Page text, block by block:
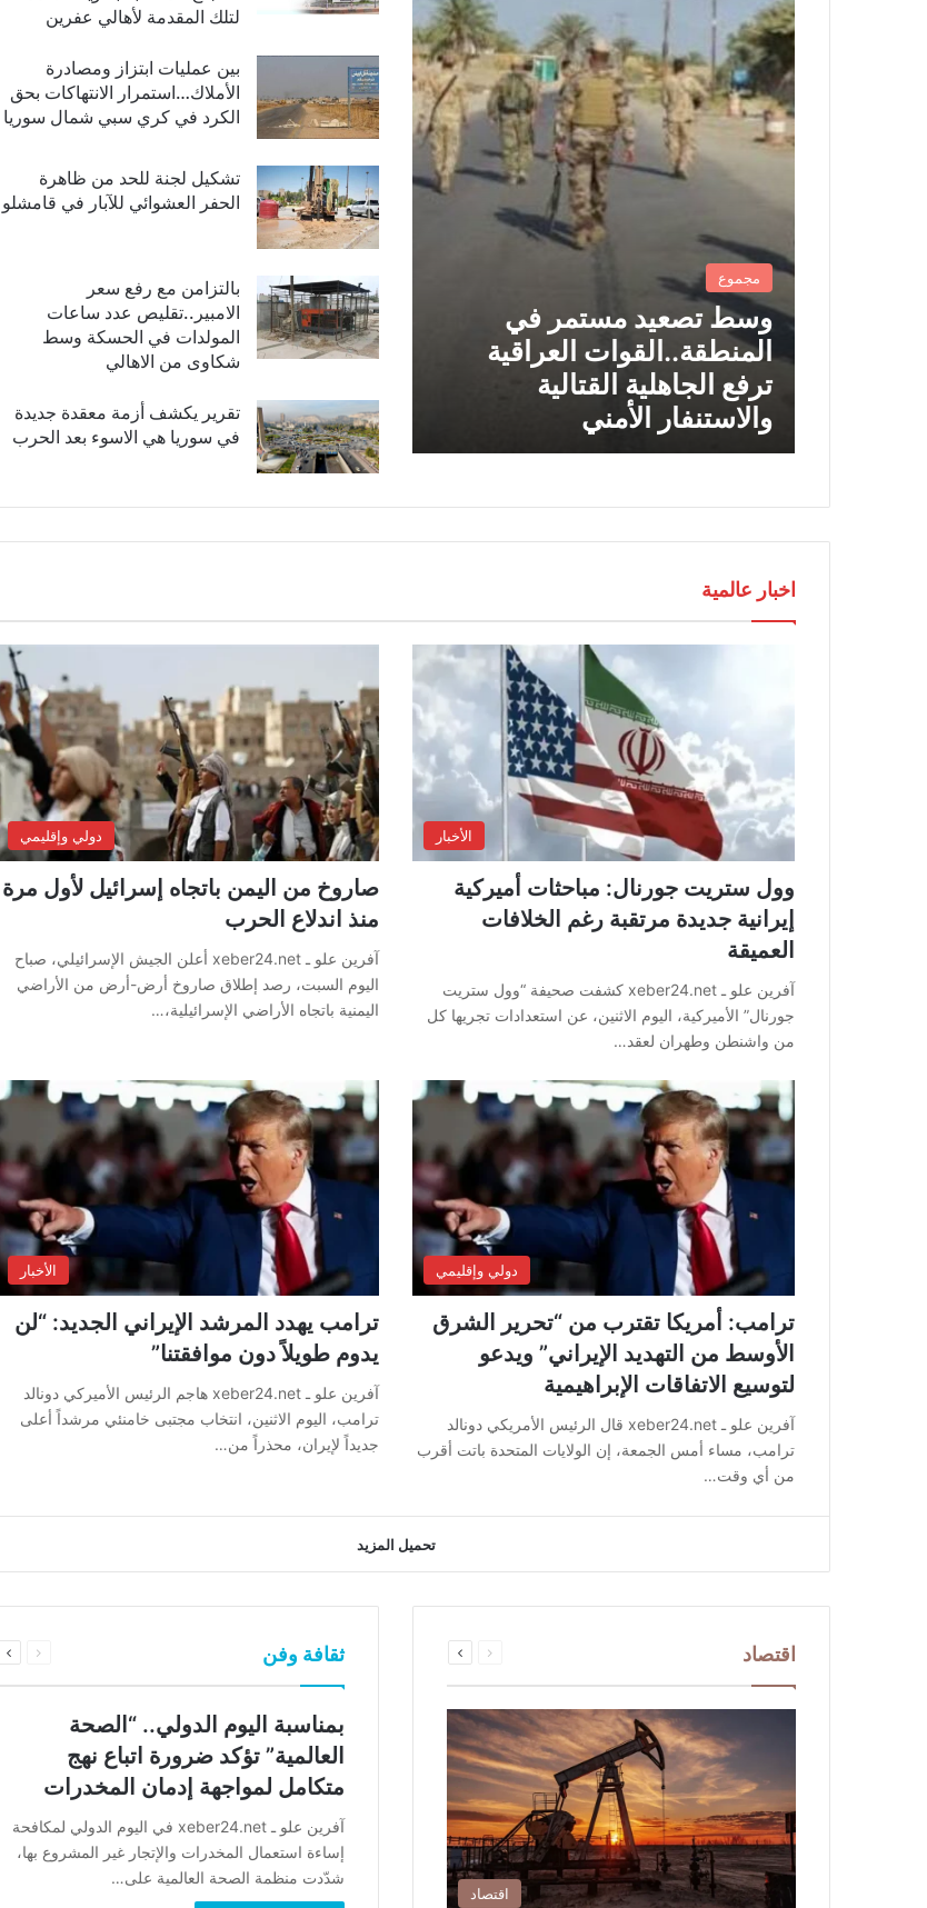
مجموع
وسط تصعيد مستمر في
المنطقة..القوات العراقية
ترفع الجاهلية القتالية
والاستنفار الأمني
لتلك المقدمة لأهالي عفرين
بين عمليات ابتزاز ومصادرة
الأملاك…استمرار الانتهاكات بحق
الكرد في كري سبي شمال سوريا
تشكيل لجنة للحد من ظاهرة
الحفر العشوائي للآبار في قامشلو
بالتزامن مع رفع سعر
الامبير..تقليص عدد ساعات
المولدات في الحسكة وسط
شكاوى من الاهالي
تقرير يكشف أزمة معقدة جديدة
في سوريا هي الاسوء بعد الحرب
اخبار عالمية
الأخبار
وول ستريت جورنال: مباحثات أميركية
إيرانية جديدة مرتقبة رغم الخلافات
العميقة
آفرين علو ـ xeber24.net كشفت صحيفة “وول ستريت
جورنال” الأميركية، اليوم الاثنين، عن استعدادات تجريها كل
من واشنطن وطهران لعقد…
دولي وإقليمي
صاروخ من اليمن باتجاه إسرائيل لأول مرة
منذ اندلاع الحرب
آفرين علو ـ xeber24.net أعلن الجيش الإسرائيلي، صباح
اليوم السبت، رصد إطلاق صاروخ أرض-أرض من الأراضي
اليمنية باتجاه الأراضي الإسرائيلية،…
دولي وإقليمي
ترامب: أمريكا تقترب من “تحرير الشرق
الأوسط من التهديد الإيراني” ويدعو
لتوسيع الاتفاقات الإبراهيمية
آفرين علو ـ xeber24.net قال الرئيس الأمريكي دونالد
ترامب، مساء أمس الجمعة، إن الولايات المتحدة باتت أقرب
من أي وقت…
الأخبار
ترامب يهدد المرشد الإيراني الجديد: “لن
يدوم طويلاً دون موافقتنا”
آفرين علو ـ xeber24.net هاجم الرئيس الأميركي دونالد
ترامب، اليوم الاثنين، انتخاب مجتبى خامنئي مرشداً أعلى
جديداً لإيران، محذراً من…
تحميل المزيد
اقتصاد الصفحةالصفحة
اقتصاد
ثقافة وفن الصفحةالصفحة
بمناسبة اليوم الدولي.. “الصحة
العالمية” تؤكد ضرورة اتباع نهج
متكامل لمواجهة إدمان المخدرات
آفرين علو ـ xeber24.net في اليوم الدولي لمكافحة
إساءة استعمال المخدرات والإتجار غير المشروع بها،
شدّدت منظمة الصحة العالمية على…